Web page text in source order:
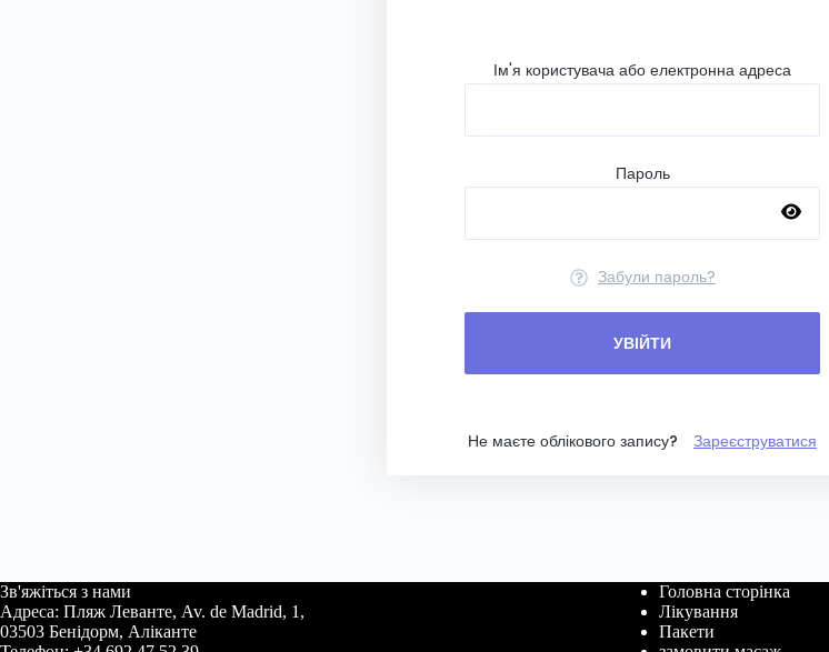
Ім'я користувача або електронна адреса
Пароль
Забули пароль?
УВІЙТИ
Не маєте облікового запису? Зареєструватися
Зв'яжіться з нами
Адреса: Пляж Леванте, Av. de Madrid, 1,
03503 Бенідорм, Аліканте
Головна сторінка
Лікування
Пакети